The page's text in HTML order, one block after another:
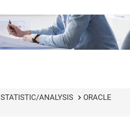
STATISTIC/ANALYSIS
ORACLE